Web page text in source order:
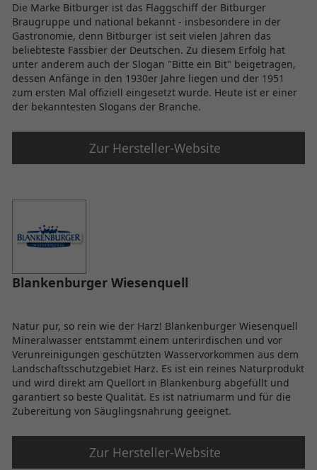
Die Marke Bitburger ist das Flaggschiff der Bitburger
Braugruppe und national bekannt - insbesondere in der
Gastronomie, denn Bitburger ist seit vielen Jahren das
beliebteste Fassbier der Deutschen. Zu diesem Erfolg hat
unter anderem auch der Slogan "Bitte ein Bit" beigetragen,
dessen Anfänge in den 1930er Jahre liegen und der 1951
zum ersten Mal offiziell eingesetzt wurde. Heute ist er einer
der bekanntesten Slogans der Branche.
Zur Hersteller-Website
Blankenburger Wiesenquell
Natur pur, so rein wie der Harz! Blankenburger Wiesenquell
Mineralwasser entstammt einem unterirdischen und vor
Verunreinigungen geschützten Wasservorkommen aus dem
Landschaftsschutzgebiet Harz. Es ist ein reines Naturprodukt
und wird direkt am Quellort in Blankenburg abgefüllt und
garantiert so beste Qualität. Es ist natriumarm und für die
Zubereitung von Säuglingsnahrung geeignet.
Zur Hersteller-Website